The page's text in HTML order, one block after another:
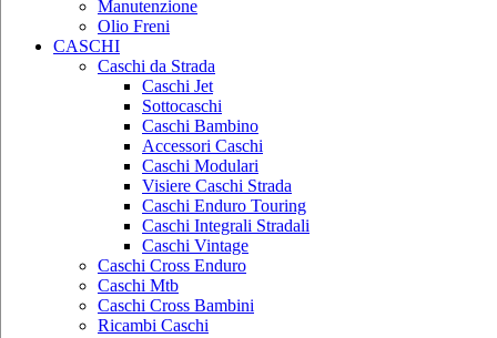
Manutenzione
Olio Freni
CASCHI
Caschi da Strada
Caschi Jet
Sottocaschi
Caschi Bambino
Accessori Caschi
Caschi Modulari
Visiere Caschi Strada
Caschi Enduro Touring
Caschi Integrali Stradali
Caschi Vintage
Caschi Cross Enduro
Caschi Mtb
Caschi Cross Bambini
Ricambi Caschi